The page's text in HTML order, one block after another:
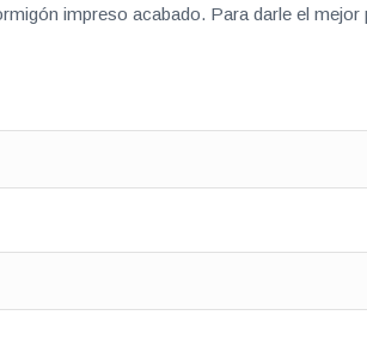
impreso acabado. Para darle el